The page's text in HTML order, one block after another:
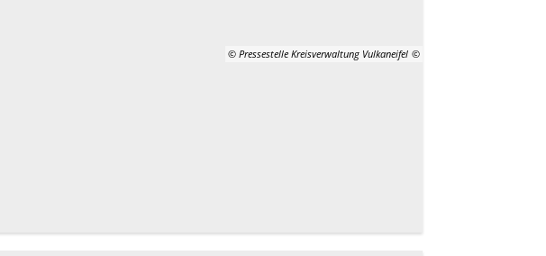
© Pressestelle Kreisverwaltung Vulkaneifel